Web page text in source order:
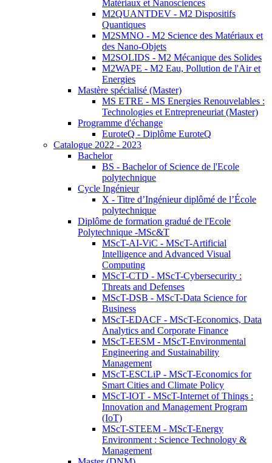
Matériaux et Nanosciences
M2QUANTDEV - M2 Dispositifs
Quantiques
M2SMNO - M2 Science des Matériaux et
des Nano-Objets
M2SOLIDS - M2 Mécanique des Solides
M2WAPE - M2 Eau, Pollution de l'Air et
Energies
Mastère spécialisé (Master)
MS ETRE - MS Energies Renouvelables :
Technologies et Entrepreneuriat (Master)
Programme d'échange
EuroteQ - Diplôme EuroteQ
Catalogue 2022 - 2023
Bachelor
BS - Bachelor of Science de l'Ecole
polytechnique
Cycle Ingénieur
X - Titre d’Ingénieur diplômé de l’École
polytechnique
Diplôme de formation gradué de l'Ecole
Polytechnique -MSc&T
MScT-AI-ViC - MScT-Artificial
Intelligence and Advanced Visual
Computing
MScT-CTD - MScT-Cybersecurity :
Threats and Defenses
MScT-DSB - MScT-Data Science for
Business
MScT-EDACF - MScT-Economics, Data
Analytics and Corporate Finance
MScT-EESM - MScT-Environmental
Engineering and Sustainability
Management
MScT-ESCLiP - MScT-Economics for
Smart Cities and Climate Policy
MScT-IOT - MScT-Internet of Things :
Innovation and Management Program
(IoT)
MScT-STEEM - MScT-Energy
Environment : Science Technology &
Management